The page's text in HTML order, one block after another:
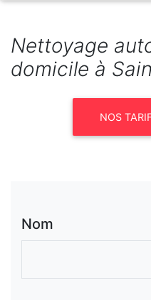
Nettoyage
domicile à
NOS
Nom